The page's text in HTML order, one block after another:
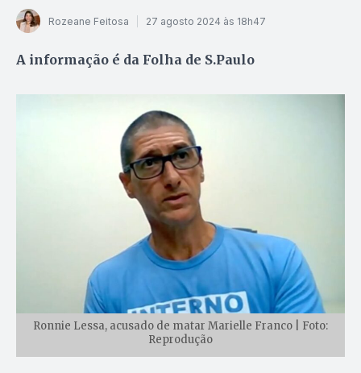
Rozeane Feitosa 27 agosto 2024 às 18h47
A informação é da Folha de S.Paulo
Ronnie Lessa, acusado de matar Marielle Franco | Foto:
Reprodução